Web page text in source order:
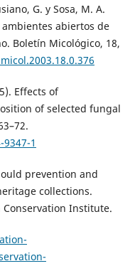
G. y Sosa, M. A.
abiertos de
Boletín Micológico, 18,
Effects of
of selected fungal
1
prevention and
collections.
Conservation Institute.